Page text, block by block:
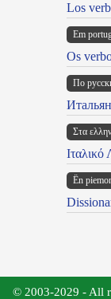
Los
Em
Os
По
Στα
Ιταλικό
Ën
© 2003-2029 - All